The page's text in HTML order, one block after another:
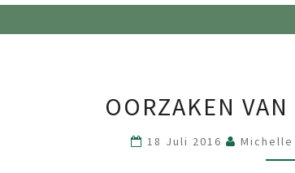
OORZAKEN
18 Juli 2016 Michelle